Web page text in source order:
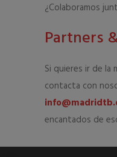
¿Colaboramos
Partners
Si quieres ir de la
contacta con
encantados de